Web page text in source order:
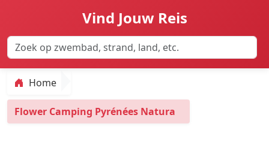
Vind Jouw Reis
Home
Flower Camping Pyrénées Natura